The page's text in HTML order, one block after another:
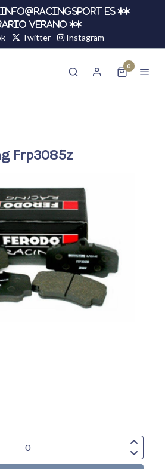
info@racingsport.es **
VERANO **
Twitter Instagram
0
Frp3085z